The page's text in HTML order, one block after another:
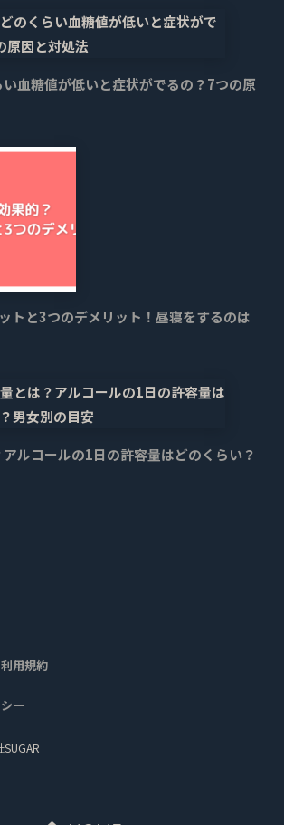
血糖値が低いと症状がでるの？7つの原
トと3つのデメリット！昼寝をするのは
ルコールの1日の許容量はどのくらい？
用規約
ー